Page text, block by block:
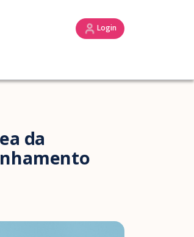
Login
da